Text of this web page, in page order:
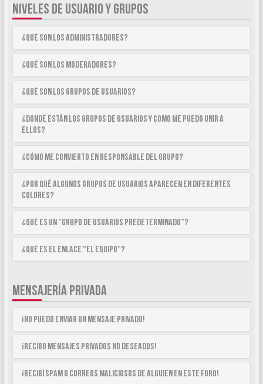
NIVELES DE USUARIO Y GRUPOS
¿Qué son los Administradores?
¿Qué son los Moderadores?
¿Qué son los Grupos de Usuarios?
¿Donde están los Grupos de Usuarios y como me puedo unir a
ellos?
¿Cómo me convierto en Responsable del Grupo?
¿Por qué algunos Grupos de Usuarios aparecen en diferentes
colores?
¿Qué es un “Grupo de Usuarios predeterminado”?
¿Qué es el enlace “El equipo”?
MENSAJERÍA PRIVADA
¡No puedo enviar un mensaje privado!
¡Recibo mensajes privados no deseados!
¡Recibí spam o correos maliciosos de alguien en este foro!